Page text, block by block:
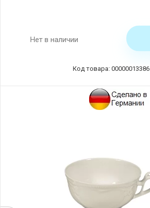
Нет в наличии
Код товара: 00000013386